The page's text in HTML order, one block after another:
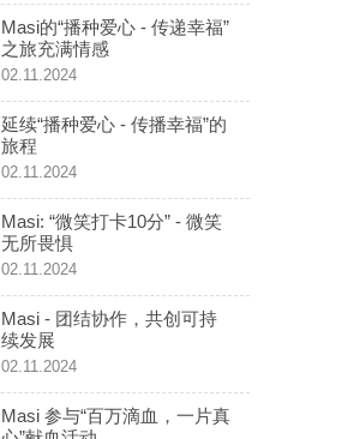
Masi的“播种爱心 - 传递幸福”
之旅充满情感
02.11.2024
延续“播种爱心 - 传播幸福”的
旅程
02.11.2024
Masi: “微笑打卡10分” - 微笑
无所畏惧
02.11.2024
Masi - 团结协作，共创可持
续发展
02.11.2024
Masi 参与“百万滴血，一片真